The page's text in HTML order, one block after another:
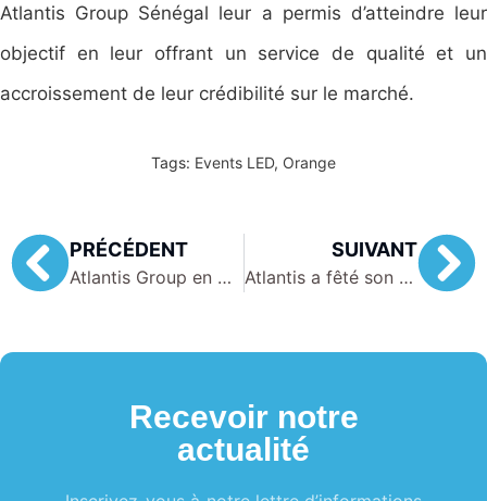
Atlantis Group Sénégal leur a permis d’atteindre leur
objectif en leur offrant un service de qualité et un
accroissement de leur crédibilité sur le marché.
Tags: Events LED, Orange
PRÉCÉDENT
Atlantis Group en Mauritanie!
SUIVANT
Atlantis a fêté son premier anniversaire !
Recevoir notre
actualité